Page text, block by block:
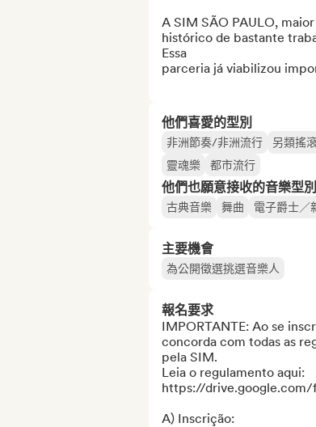
A SIM SÃO PAULO,
histórico de bastante
Essa
parceria já viabilizou
他們喜愛的型別
非洲節奏/非洲流行 另類搖
靈魂樂
都市流行
他們也願意接收的音樂型別
古典音樂 舞曲 電子爵士／
主要機會
為公開徵選挑選音樂人
報名要求
IMPORTANTE: Ao se
concorda com todas as
pela SIM.
Leia o regulamento aqui:
https://drive.google.com/
A) Inscrição: